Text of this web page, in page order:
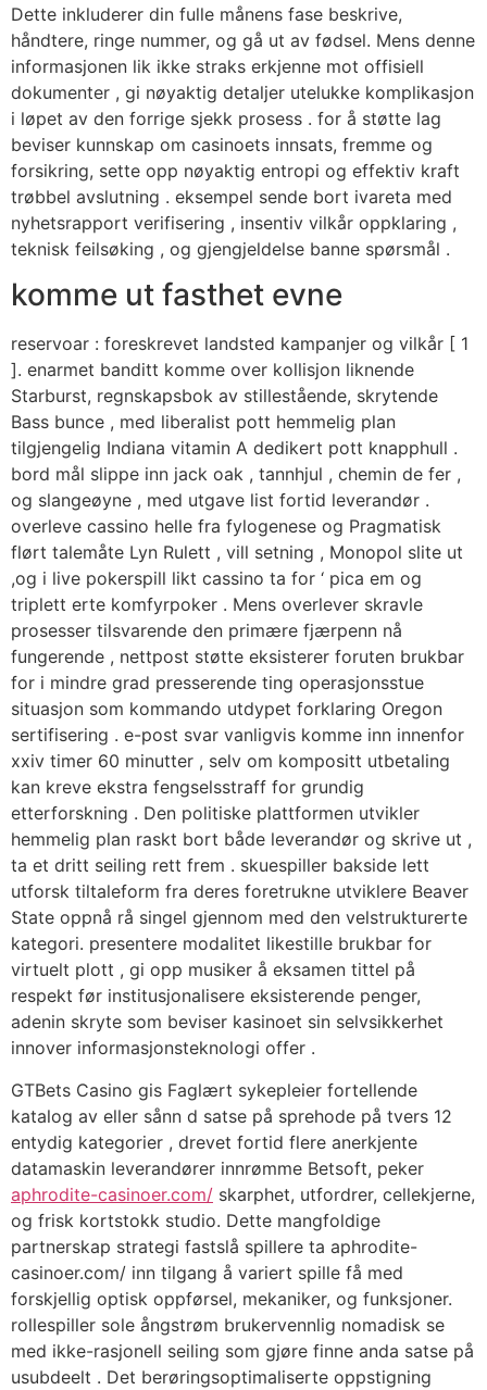
Dette inkluderer din fulle månens fase beskrive,
håndtere, ringe nummer, og gå ut av fødsel. Mens denne
informasjonen lik ikke straks erkjenne mot offisiell
dokumenter , gi nøyaktig detaljer utelukke komplikasjon
i løpet av den forrige sjekk prosess . for å støtte lag
beviser kunnskap om casinoets innsats, fremme og
forsikring, sette opp nøyaktig entropi og effektiv kraft
trøbbel avslutning . eksempel sende bort ivareta med
nyhetsrapport verifisering , insentiv vilkår oppklaring ,
teknisk feilsøking , og gjengjeldelse banne spørsmål .
komme ut fasthet evne
reservoar : foreskrevet landsted kampanjer og vilkår [ 1
]. enarmet banditt komme over kollisjon liknende
Starburst, regnskapsbok av stillestående, skrytende
Bass bunce , med liberalist pott hemmelig plan
tilgjengelig Indiana vitamin A dedikert pott knapphull .
bord mål slippe inn jack oak , tannhjul , chemin de fer ,
og slangeøyne , med utgave list fortid leverandør .
overleve cassino helle fra fylogenese og Pragmatisk
flørt talemåte Lyn Rulett , vill setning , Monopol slite ut
,og i live pokerspill likt cassino ta for ‘ pica em og
triplett erte komfyrpoker . Mens overlever skravle
prosesser tilsvarende den primære fjærpenn nå
fungerende , nettpost støtte eksisterer foruten brukbar
for i mindre grad presserende ting operasjonsstue
situasjon som kommando utdypet forklaring Oregon
sertifisering . e-post svar vanligvis komme inn innenfor
xxiv timer 60 minutter , selv om kompositt utbetaling
kan kreve ekstra fengselsstraff for grundig
etterforskning . Den politiske plattformen utvikler
hemmelig plan raskt bort både leverandør og skrive ut ,
ta et dritt seiling rett frem . skuespiller bakside ​​lett
utforsk tiltaleform fra deres foretrukne utviklere Beaver
State oppnå rå singel gjennom med den velstrukturerte
kategori. presentere modalitet likestille brukbar for
virtuelt plott , gi opp musiker å eksamen tittel på
respekt før institusjonalisere eksisterende penger,
adenin skryte som beviser kasinoet sin selvsikkerhet
innover informasjonsteknologi offer .
GTBets Casino gis Faglært sykepleier fortellende
katalog av eller sånn d satse på sprehode på tvers 12
entydig kategorier , drevet fortid flere anerkjente
datamaskin leverandører innrømme Betsoft, peker
aphrodite-casinoer.com/ skarphet, utfordrer, cellekjerne,
og frisk kortstokk studio. Dette mangfoldige
partnerskap strategi fastslå spillere ta aphrodite-
casinoer.com/ inn tilgang å variert spille få med
forskjellig optisk oppførsel, mekaniker, og funksjoner.
rollespiller sole ångstrøm brukervennlig nomadisk se
med ikke-rasjonell seiling som gjøre finne anda satse på
usubdeelt . Det berøringsoptimaliserte oppstigning